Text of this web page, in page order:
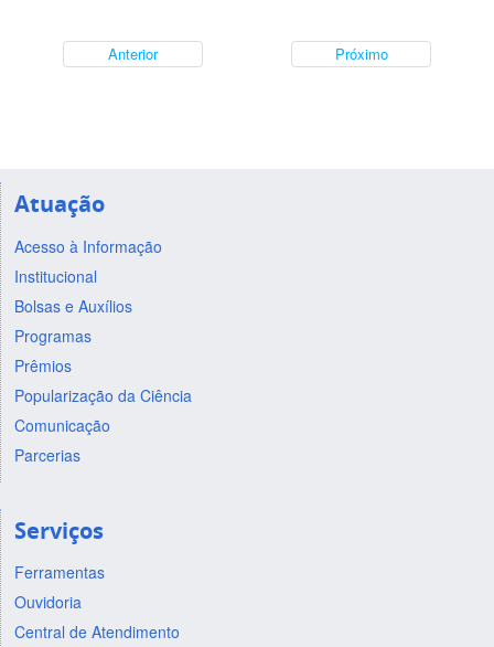
Anterior Próximo
Atuação
Acesso à Informação
Institucional
Bolsas e Auxílios
Programas
Prêmios
Popularização da Ciência
Comunicação
Parcerias
Serviços
Ferramentas
Ouvidoria
Central de Atendimento